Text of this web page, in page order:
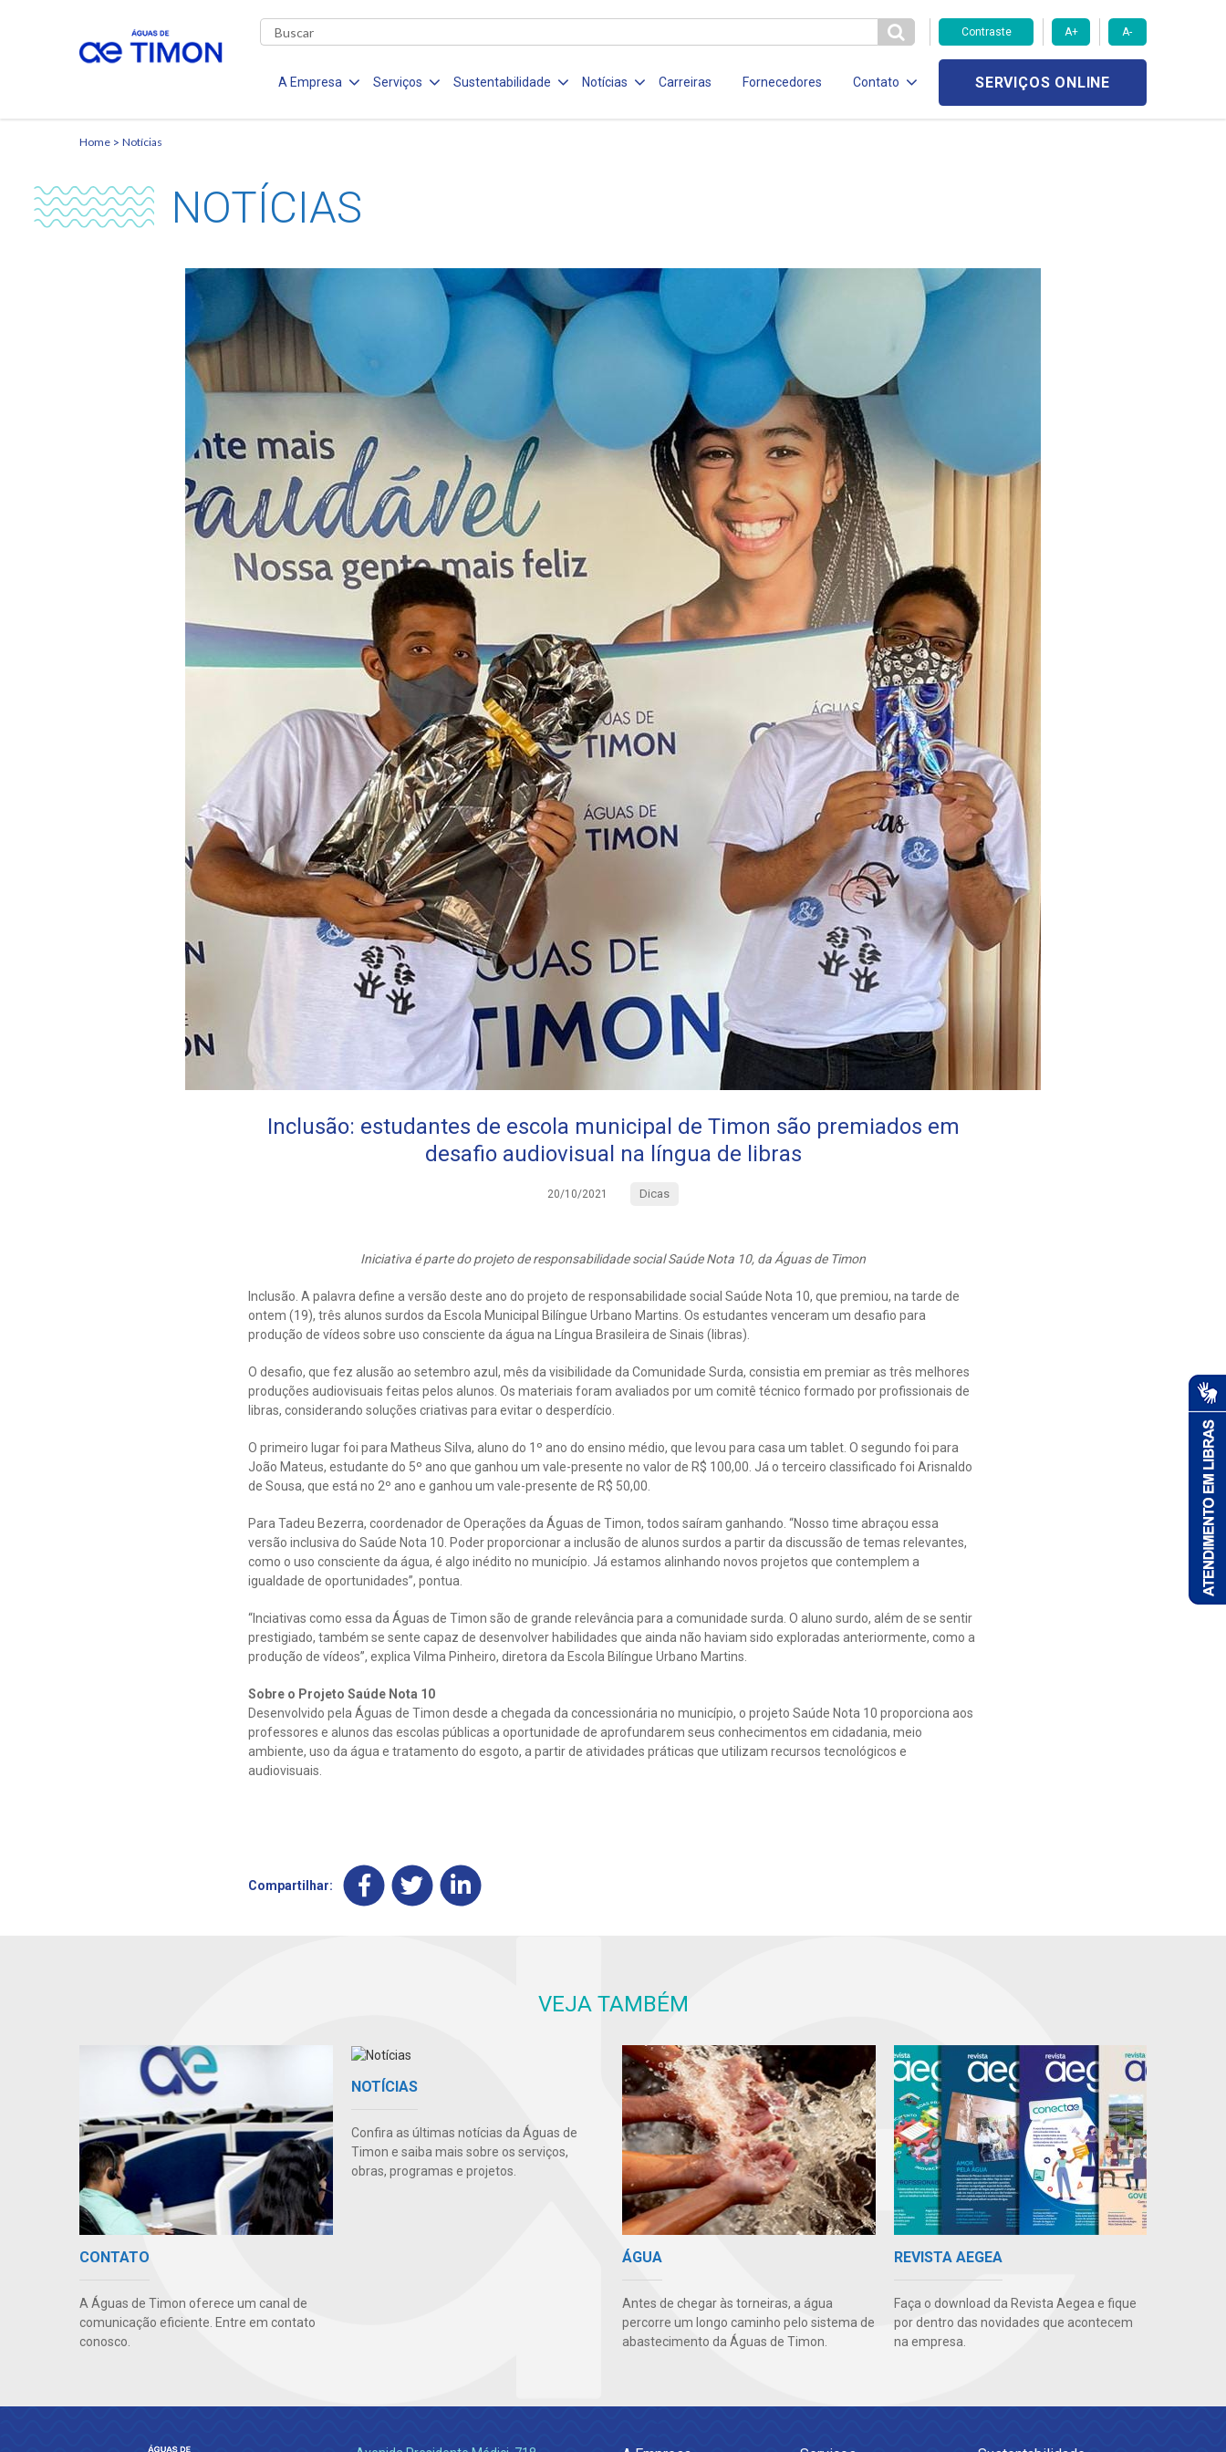
Contraste A+ A-
A Empresa Serviços Sustentabilidade Notícias Carreiras Fornecedores Contato SERVIÇOS ONLINE
Home Notícias
NOTÍCIAS
Inclusão: estudantes de escola municipal de Timon são premiados em
desafio audiovisual na língua de libras
20/10/2021 Dicas
Iniciativa é parte do projeto de responsabilidade social Saúde Nota 10, da Águas de Timon
Inclusão. A palavra define a versão deste ano do projeto de responsabilidade social Saúde Nota 10, que premiou, na tarde de
ontem (19), três alunos surdos da Escola Municipal Bilíngue Urbano Martins. Os estudantes venceram um desafio para
produção de vídeos sobre uso consciente da água na Língua Brasileira de Sinais (libras).
O desafio, que fez alusão ao setembro azul, mês da visibilidade da Comunidade Surda, consistia em premiar as três melhores
produções audiovisuais feitas pelos alunos. Os materiais foram avaliados por um comitê técnico formado por profissionais de
libras, considerando soluções criativas para evitar o desperdício.
O primeiro lugar foi para Matheus Silva, aluno do 1º ano do ensino médio, que levou para casa um tablet. O segundo foi para
João Mateus, estudante do 5º ano que ganhou um vale-presente no valor de R$ 100,00. Já o terceiro classificado foi Arisnaldo
de Sousa, que está no 2º ano e ganhou um vale-presente de R$ 50,00.
Para Tadeu Bezerra, coordenador de Operações da Águas de Timon, todos saíram ganhando. “Nosso time abraçou essa
versão inclusiva do Saúde Nota 10. Poder proporcionar a inclusão de alunos surdos a partir da discussão de temas relevantes,
como o uso consciente da água, é algo inédito no município. Já estamos alinhando novos projetos que contemplem a
igualdade de oportunidades”, pontua.
“Inciativas como essa da Águas de Timon são de grande relevância para a comunidade surda. O aluno surdo, além de se sentir
prestigiado, também se sente capaz de desenvolver habilidades que ainda não haviam sido exploradas anteriormente, como a
produção de vídeos”, explica Vilma Pinheiro, diretora da Escola Bilíngue Urbano Martins.
Sobre o Projeto Saúde Nota 10
Desenvolvido pela Águas de Timon desde a chegada da concessionária no município, o projeto Saúde Nota 10 proporciona aos
professores e alunos das escolas públicas a oportunidade de aprofundarem seus conhecimentos em cidadania, meio
ambiente, uso da água e tratamento do esgoto, a partir de atividades práticas que utilizam recursos tecnológicos e
audiovisuais.
Compartilhar:
VEJA TAMBÉM
CONTATO
A Águas de Timon oferece um canal de
comunicação eficiente. Entre em contato
conosco.
NOTÍCIAS
Confira as últimas notícias da Águas de
Timon e saiba mais sobre os serviços,
obras, programas e projetos.
ÁGUA
Antes de chegar às torneiras, a água
percorre um longo caminho pelo sistema de
abastecimento da Águas de Timon.
REVISTA AEGEA
Faça o download da Revista Aegea e fique
por dentro das novidades que acontecem
na empresa.